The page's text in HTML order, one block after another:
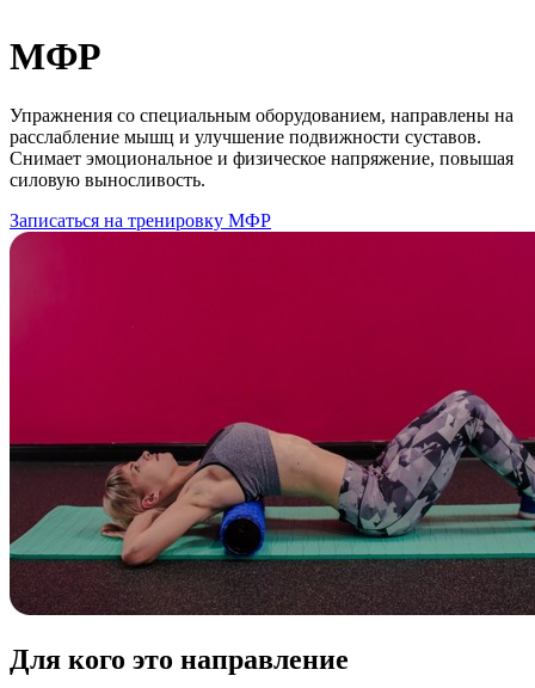
МФР
Упражнения со специальным оборудованием, направлены на
расслабление мышц и улучшение подвижности суставов.
Снимает эмоциональное и физическое напряжение, повышая
силовую выносливость.
Записаться на тренировку МФР
Для кого это направление